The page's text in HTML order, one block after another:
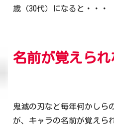
歳（30代）になると・・・
名前が覚えられ
鬼滅の刃など毎年何かしら
が、キャラの名前が覚えら